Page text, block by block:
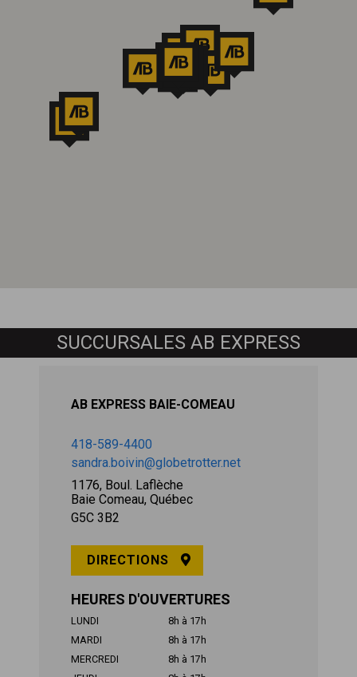
SUCCURSALES AB EXPRESS
AB EXPRESS BAIE-COMEAU
418-589-4400
sandra.boivin@globetrotter.net
1176, Boul. Laflèche
Baie Comeau, Québec
G5C 3B2
DIRECTIONS
HEURES D'OUVERTURES
LUNDI
8h à 17h
MARDI
8h à 17h
MERCREDI
8h à 17h